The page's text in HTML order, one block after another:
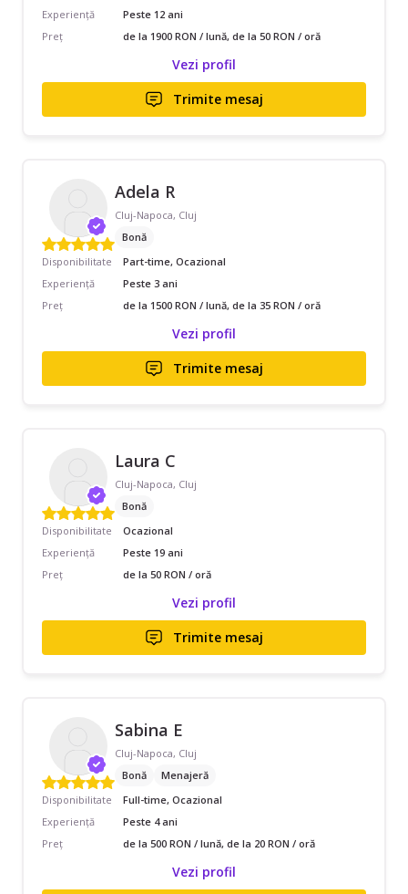
Experiență
Peste 12 ani
Preț
de la 1900 RON / lună, de la 50 RON / oră
Vezi profil
Trimite mesaj
Adela R
Cluj-Napoca, Cluj
Bonă
Disponibilitate
Part-time, Ocazional
Experiență
Peste 3 ani
Preț
de la 1500 RON / lună, de la 35 RON / oră
Vezi profil
Trimite mesaj
Laura C
Cluj-Napoca, Cluj
Bonă
Disponibilitate
Ocazional
Experiență
Peste 19 ani
Preț
de la 50 RON / oră
Vezi profil
Trimite mesaj
Sabina E
Cluj-Napoca, Cluj
Bonă
Menajeră
Disponibilitate
Full-time, Ocazional
Experiență
Peste 4 ani
Preț
de la 500 RON / lună, de la 20 RON / oră
Vezi profil